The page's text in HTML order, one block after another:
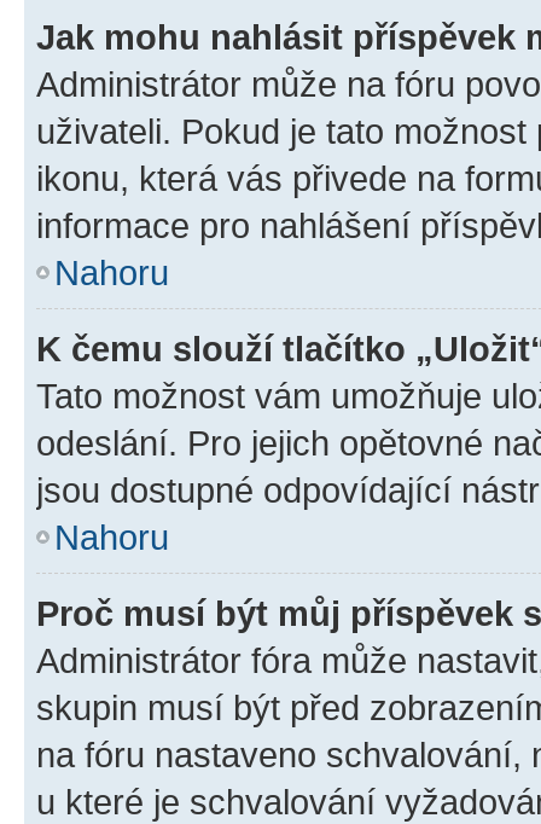
Jak mohu nahlásit příspěvek
Administrátor může na fóru
uživateli. Pokud je tato
ikonu, která vás přivede na
informace pro nahlášení
Nahoru
K čemu slouží tlačítko
Tato možnost vám umožňuje
odeslání. Pro jejich opětovné
jsou dostupné odpovídající
Nahoru
Proč musí být můj příspěvek
Administrátor fóra může
skupin musí být před
na fóru nastaveno schvalování,
u které je schvalování